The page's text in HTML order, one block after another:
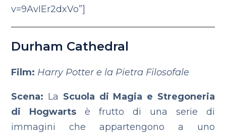
v=9AvIEr2dxVo”]
Durham Cathedral
Film: Harry Potter e la Pietra Filosofale
Scena: La Scuola di Magia e Stregoneria
di Hogwarts è frutto di una serie di
immagini che appartengono a uno